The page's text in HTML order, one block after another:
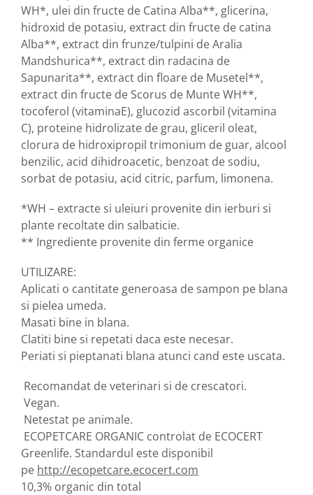
Zuluff Diapers (70 produse)
WH*, ulei din fructe de Catina Alba**, glicerina,
hidroxid de potasiu, extract din fructe de catina
Alba**, extract din frunze/tulpini de Aralia
Mandshurica**, extract din radacina de
Sapunarita**, extract din floare de Musetel**,
extract din fructe de Scorus de Munte WH**,
tocoferol (vitaminaE), glucozid ascorbil (vitamina
C), proteine hidrolizate de grau, gliceril oleat,
clorura de hidroxipropil trimonium de guar, alcool
benzilic, acid dihidroacetic, benzoat de sodiu,
sorbat de potasiu, acid citric, parfum, limonena.
*WH – extracte si uleiuri provenite din ierburi si
plante recoltate din salbaticie.
** Ingrediente provenite din ferme organice
UTILIZARE:
Aplicati o cantitate generoasa de sampon pe blana
si pielea umeda.
Masati bine in blana.
Clatiti bine si repetati daca este necesar.
Periati si pieptanati blana atunci cand este uscata.
Recomandat de veterinari si de crescatori.
Vegan.
Netestat pe animale.
ECOPETCARE ORGANIC controlat de ECOCERT
Greenlife. Standardul este disponibil
pe http://ecopetcare.ecocert.com
10,3% organic din total